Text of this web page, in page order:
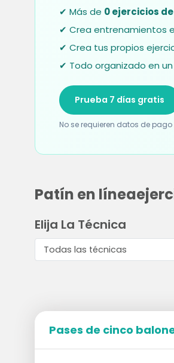
✔ Más de 0 ejercicios
✔ Crea entrenamientos
✔ Crea tus propios
✔ Todo organizado en
Prueba 7 días gratis
No se requieren datos de pago
Patín en
Elija La Técnica
Pases de cinco